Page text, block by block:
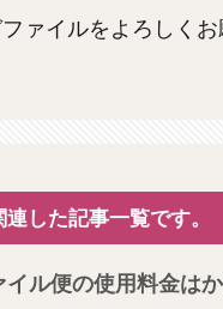
ァイルをよろしくお
した記事一覧です。
イル便の使用料金は